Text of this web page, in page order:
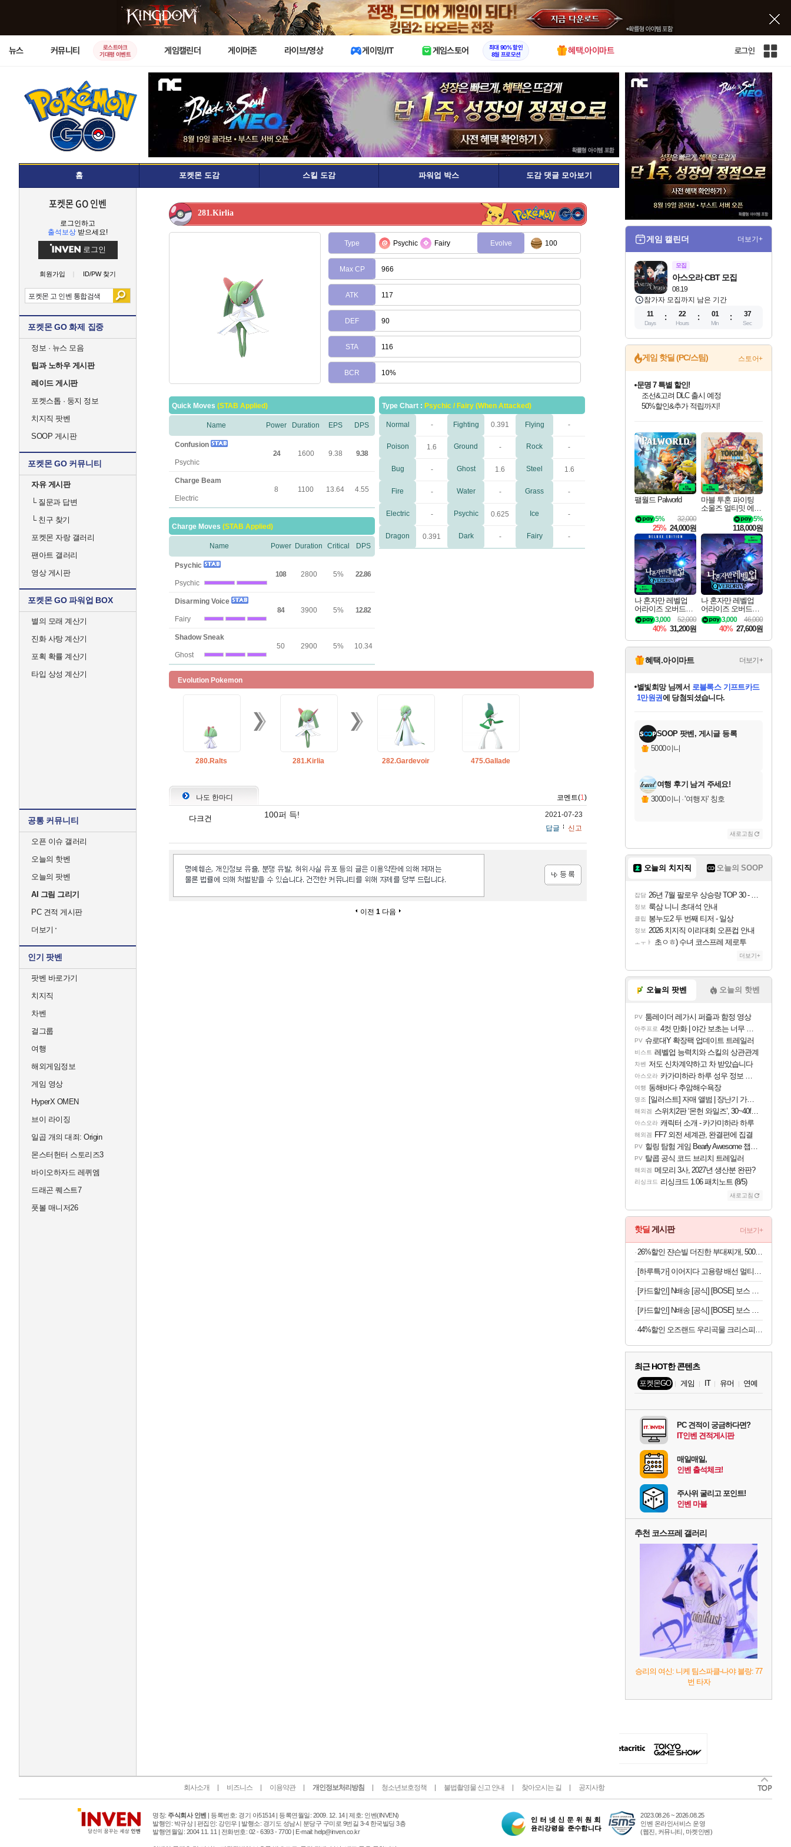
X
뉴스 커뮤니티
로스트아크
기대평 이벤트
게임캘린더 게이머존 라이브/영상 게이밍/IT 게임스토어
최대 90% 할인
8월 프로모션
혜택.아이마트 로그인
인
전
체
사
홈 포켓몬 도감 스킬 도감 파워업 박스 도감 댓글 모아보기
포켓몬 GO 인벤
로그인하고
출석보상 받으세요!
로그인
회원가입 ID/PW 찾기
포켓몬 GO 화제 집중
정보 · 뉴스 모음
팁과 노하우 게시판
레이드 게시판
포켓스톱 · 둥지 정보
치지직 팟벤
SOOP 게시판
포켓몬 GO 커뮤니티
자유 게시판
└질문과 답변
└친구 찾기
포켓몬 자랑 갤러리
팬아트 갤러리
영상 게시판
포켓몬 GO 파워업 BOX
별의 모래 계산기
진화 사탕 계산기
포획 확률 계산기
타입 상성 계산기
공통 커뮤니티
오픈 이슈 갤러리
오늘의 핫벤
오늘의 팟벤
AI 그림 그리기
PC 견적 게시판
더보기
인기 팟벤
팟벤 바로가기
치지직
차벤
걸그룹
여행
해외게임정보
게임 영상
HyperX OMEN
브이 라이징
일곱 개의 대죄: Origin
몬스터헌터 스토리즈3
바이오하자드 레퀴엠
드래곤 퀘스트7
풋볼 매니저26
281.Kirlia
Type Psychic Fairy Evolve 100
Max CP 966
ATK 117
DEF 90
STA 116
BCR 10%
Quick Moves (STAB Applied)
Name Power Duration EPS DPS
Confusion
Psychic
24 1600 9.38 9.38
Charge Beam
Electric
8 1100 13.64 4.55
Charge Moves (STAB Applied)
Name Power Duration Critical DPS
Psychic
Psychic
108 2800 5% 22.86
Disarming Voice
Fairy
84 3900 5% 12.82
Shadow Sneak
Ghost
50 2900 5% 10.34
Type Chart : Psychic / Fairy (When Attacked)
Normal - Fighting 0.391 Flying -
Poison 1.6 Ground - Rock -
Bug - Ghost 1.6 Steel 1.6
Fire - Water - Grass -
Electric - Psychic 0.625 Ice -
Dragon 0.391 Dark - Fairy -
Evolution Pokemon
280.Ralts 281.Kirlia 282.Gardevoir 475.Gallade
나도 한마디 코멘트(1)
다크건 100퍼 득!
2021-07-23
답글
신고
이전 1 다음
게임 캘린더 더보기+
모집
08.19
아스오라 CBT 모집
참가자 모집까지 남은 기간
11
Days
22
Hours
01
Min
36
Sec
게임 핫딜 (PC/스팀) 스토어+
최대 90% 할인가를 만나보세요!
네이버혜택과 함께 만나보세요!
조선&고려 DLC 출시 예정
50%할인&추가 적립까지!
마블 투혼 파이팅 소울즈 정식출시!
네이버 포인트 혜택까지!
이니&베니 혜택까지!
네이버 혜택가와 함께 예약하세요!
할인&네이버혜택으로 만나보세요!
네이버페이 혜택과 만나보세요!
40주년 프로모션으로 만나보세요!
할인가에 만나보세요!
일부 에디션 상시 할인!
혜택으로 예약 판매 중
편안하게 충전하세요
팰월드 Palworld
32,000
5%
25% 24,000원
마블 투혼 파이팅
소울즈 얼티밋 에디
션 MARVEL Tokon
Fighting Souls Ultima
te Edition
5%
118,000원
나 혼자만 레벨업
어라이즈 오버드라
이브 디럭스 에디션
Solo Leveling Arise
Overdrive Deluxe Edi
tion
52,000
3,000
40% 31,200원
나 혼자만 레벨업
어라이즈 오버드라
이브 Solo Leveling A
rise
46,000
3,000
40% 27,600원
혜택.아이마트 더보기+
미오몬도님께서 엘든 링 밤의 통치자
디럭스 에디션 (스팀코드)에
당첨되셨습니다.
당첨되셨습니다.
당첨되셨습니다.
에디션 (스팀코드) 를 교환.
당첨되셨습니다.
당첨되셨습니다.
당첨되셨습니다.
당첨되셨습니다.
SOOP 팟벤, 게시글 등록
5000이니
여행 후기 남겨 주세요!
3000이니 ·'여행자' 칭호
새로고침
오늘의 치지직 오늘의 SOOP
잡담 26년 7월 팔로우 상승량 TOP 30 - 월간 치지직
정보 룩삼 니니 초대석 안내
클립 봉누도2 두 번째 티저 - 일상
정보 2026 치지직 이리대회 오픈컵 안내
ㅗㅜㅑ 초ㅇㅎ) 수녀 코스프레 제로투
더보기+
오늘의 팟벤 오늘의 핫벤
PV 툼레이더 레가시 퍼즐과 함정 영상
아주프로 4컷 만화 | 야간 보초는 너무 힘들어
PV 슈로대Y 확장팩 업데이트 트레일러
비스트 레벨업 능력치와 스킬의 상관관계
차벤 저도 신차계약하고 차 받았습니다
아스오라 카가미하라 하루 성우 정보 및 주요 필모
여행 동해바다 추암해수욕장
명조 [일러스트] 자매 앨범 | 장난기 가득한 오후의 공원 (리메이크판)
해외겜 스위치2판 ‘몬헌 와일즈’, 30~40fps 목표 추정
아스오라 캐릭터 소개 - 카가미하라 하루
해외겜 FF7 외전 세계관, 완결편에 집결
PV 힐링 탐험 게임 Bearly Awesome 챕터 1 트레일러
PV 탈콥 공식 코드 브리치 트레일러
해외겜 메모리 3사, 2027년 생산분 완판?
리싱크드 리싱크드 1.06 패치노트 (8/5)
새로고침
핫딜 게시판 더보기+
26%할인 쟌슨빌 더진한 부대찌개, 500g, 3개
[하루특가] 이어지다 고용량 배선 멀티탭 3구 OSB323
[카드할인] N배송 [공식] [BOSE] 보스 울트라 오픈 이어버드 드리프트우드 샌드
[카드할인] N배송 [공식] [BOSE] 보스 QC 헤드폰 페탈핑크
44%할인 오즈랜드 우리곡물 크리스피롤 23곡, 660g, 1박스
최근 HOT한 콘텐츠
포켓몬GO 게임 IT 유머 연예
PC 견적이 궁금하다면?
IT인벤 견적게시판
매일매일,
인벤 출석체크!
주사위 굴리고 포인트!
인벤 마블
추천 코스프레 갤러리
승리의 여신: 니케 팀스파클-나야 블랑: 77
번 타자
회사소개 비즈니스 이용약관 개인정보처리방침 청소년보호정책 불법촬영물 신고 안내 찾아오시는 길 공지사항
명칭: 주식회사 인벤 | 등록번호: 경기 아51514 | 등록연월일: 2009. 12. 14 | 제호: 인벤 (INVEN)
발행인: 박규상 | 편집인: 강민우 | 발행소: 경기도 성남시 분당구 구미로 9번길 3-4 한국빌딩 3층
발행연월일: 2004 11. 11 |
전화번호: 02 - 6393 - 7700 | E-mail: help@inven.co.kr
터
2023.08.26 ~ 2026.08.25
인벤 온라인서비스 운영
(웹진, 커뮤니티, 마켓인벤)